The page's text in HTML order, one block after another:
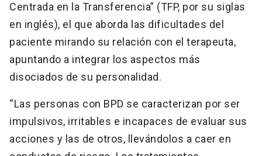
Centrada en la Transferencia” (TFP, por su siglas
en inglés), el que aborda las dificultades del
paciente mirando su relación con el terapeuta,
apuntando a integrar los aspectos más
disociados de su personalidad.
“Las personas con BPD se caracterizan por ser
impulsivos, irritables e incapaces de evaluar sus
acciones y las de otros, llevándolos a caer en